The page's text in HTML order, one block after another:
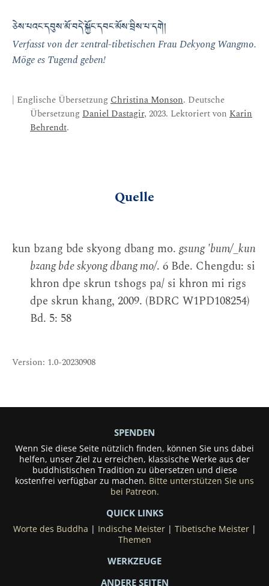
ཅེས་པའང་དབུས་མོ་བདེ་སྐྱོང་དབང་མོས་བྲིས་པ་དགེ།
Verfasst von der zentral-tibetischen Frau Dekyong Wangmo.
Möge es Tugend geben!
| Englische ÜbersetzungChristina Monson. Deutsche
ÜbersetzungDaniel Dastagir, 2023. Lektoriert von Karin
Behrendt.
Quelle
kun bzang bde skyong dbang mo.gsung 'bum/_kun
bzang bde skyong dbang mo/. 6 Bde. Chengdu: si
khron dpe skrun tshogs pa/ si khron mi rigs
dpe skrun khang, 2009. (BDRC W1PD108254)
Bd. 5: 58
Version: 1.0-20230908
SPENDEN
Wenn Sie diese Seite nützlich finden, können Sie uns dabei
helfen, unser Ziel zu erreichen, klassische Werke aus der
buddhistischen Tradition zu übersetzen und diese
kostenfrei verfügbar zu machen. Bitte unterstützen Sie uns
bei Patreon.
QUICK LINKS
Worte des Buddha | Indische Meister| Tibetische Meister|
Themen
WERKZEUGE
ANDERE SEITEN